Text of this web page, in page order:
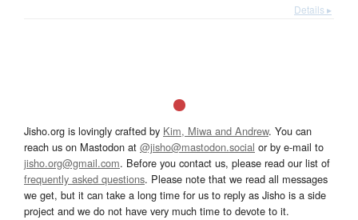
Details ▸
Jisho.org is lovingly crafted by Kim, Miwa and Andrew. You can
reach us on Mastodon at @jisho@mastodon.social or by e-mail to
jisho.org@gmail.com. Before you contact us, please read our list of
frequently asked questions. Please note that we read all messages
we get, but it can take a long time for us to reply as Jisho is a side
project and we do not have very much time to devote to it.